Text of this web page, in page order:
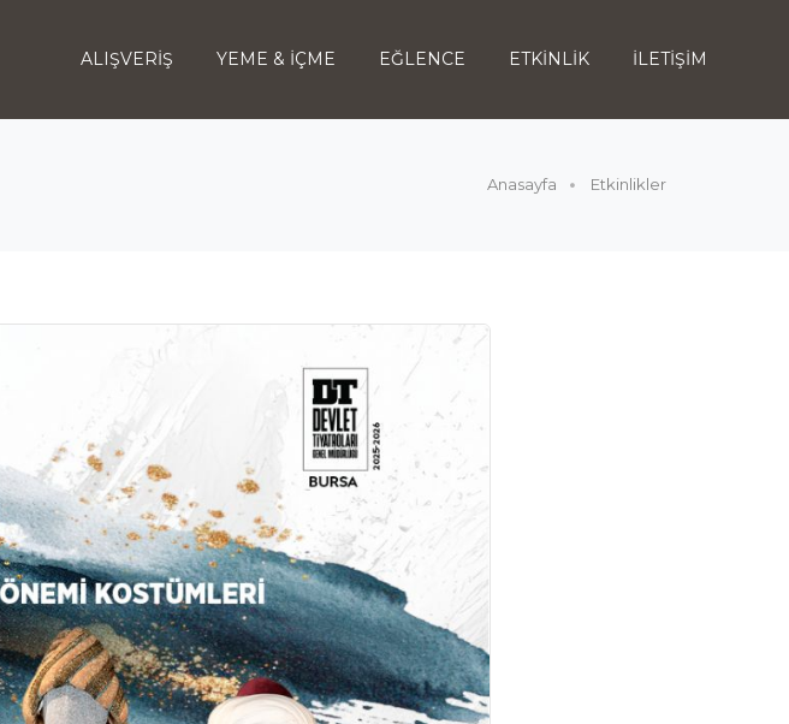
ALIŞVERİŞ YEME & İÇME EĞLENCE ETKİNLİK İLETİŞİM
Anasayfa Etkinlikler